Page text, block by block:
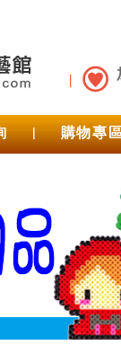
| 購物專